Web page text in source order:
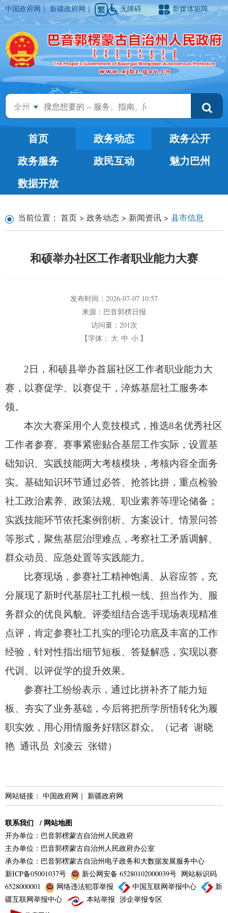
中国政府网 ｜新疆政府网 ｜ 无障碍 新媒体矩阵
全州
首页 政务动态
政务公开
政务服务
政民互动
魅力巴州
数据开放
当前位置： 首页 > 政务动态 > 新闻资讯 > 县市信息
和硕举办社区工作者职业能力大赛
发布时间： 2026-07-07 10:57
来源： 巴音郭楞日报
访问量： 201次
【字体： 大 中 小 】
2日，和硕县举办首届社区工作者职业能力大
赛， 以赛促学、 以赛促干， 淬炼基层社工服务本
领。
本次大赛采用个人竞技模式，推选8名优秀社区
工作者参赛。 赛事紧密贴合基层工作实际， 设置基
础知识、 实践技能两大考核模块， 考核内容全面务
实。 基础知识环节通过必答、 抢答比拼， 重点检验
社工政治素养、 政策法规、 职业素养等理论储备；
实践技能环节依托案例剖析、 方案设计、情景问答
等形式， 聚焦基层治理难点， 考察社工矛盾调解、
群众动员、 应急处置等实践能力。
比赛现场，参赛社工精神饱满、 从容应答， 充
分展现了新时代基层社工扎根一线、 担当作为、 服
务群众的优良风貌。 评委组结合选手现场表现精准
点评， 肯定参赛社工扎实的理论功底及丰富的工作
经验， 针对性指出细节短板、 答疑解惑， 实现以赛
代训、
以评促学的提升效果。
参赛社工纷纷表示，通过比拼补齐了能力短
板、 夯实了业务基础， 今后将把所学所悟转化为履
职实效， 用心用情服务好辖区群众。
（记者 谢晓
艳 通讯员 刘凌云 张锴）
网站链接： 中国政府网 ｜ 新疆政府网
联系我们 / 网站地图
开办单位：巴音郭楞蒙古自治州人民政府
主办单位：巴音郭楞蒙古自治州人民政府办公室
承办单位：巴音郭楞蒙古自治州电子政务和大数据发展服务中心
新ICP备05001037号
新公网安备 65280102000039号 网站标识码
6528000001
网络违法犯罪举报 中国互联网举报中心
新
疆互联网举报中心
本站举报 涉企举报专区